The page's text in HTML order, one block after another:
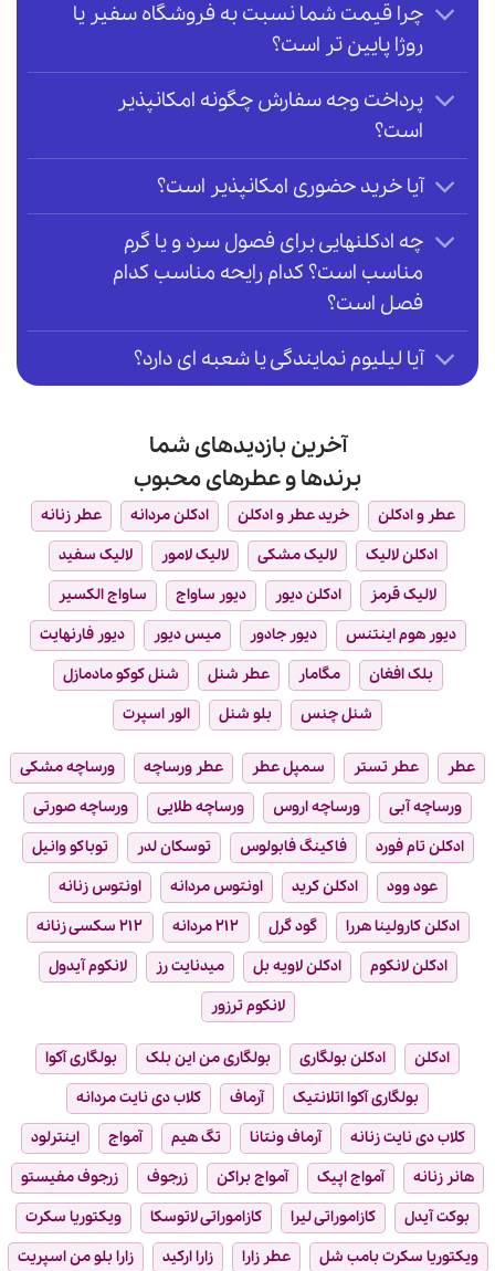
چرا قیمت شما نسبت به فروشگاه سفیر یا
روژا پایین تر است؟
پرداخت وجه سفارش چگونه امکانپذیر
است؟
آیا خرید حضوری امکانپذیر است؟
چه ادکلنهایی برای فصول سرد و یا گرم
مناسب است؟ کدام رایحه مناسب کدام
فصل است؟
آیا لیلیوم نمایندگی یا شعبه ای دارد؟
آخرین بازدیدهای شما
برندها و عطرهای محبوب
عطر و ادکلن خرید عطر و ادکلن ادکلن مردانه
عطر زنانه
ادکلن لالیک
لالیک مشکی لالیک لامور
لالیک سفید
لالیک قرمز
ادکلن دیور دیور ساواج
ساواج الکسیر
دیور هوم اینتنس
دیور جادور میس دیور
دیور فارنهایت
بلک افغان
مگامار عطر شنل
شنل کوکو مادمازل
شنل چنس
بلو شنل الور اسپرت
عطر عطر تستر سمپل عطر عطر ورساچه
ورساچه مشکی
ورساچه آبی
ورساچه اروس ورساچه طلایی
ورساچه صورتی
ادکلن تام فورد
فاکینگ فابولوس توسکان لدر
توباکو وانیل
عود وود
ادکلن کرید اونتوس مردانه
اونتوس زنانه
ادکلن کارولینا هررا
گود گرل ۲۱۲ مردانه
۲۱۲ سکسی زنانه
ادکلن لانکوم
ادکلن لاویه بل میدنایت رز
لانکوم آیدول
لانکوم ترزور
ادکلن ادکلن بولگاری بولگاری من این بلک
بولگاری آکوا
بولگاری آکوا اتلانتیک
آرماف
کلاب دی نایت مردانه
کلاب دی نایت زنانه
آرماف ونتانا تگ هیم آمواج
اینترلود
هانر زنانه
آمواج اپیک آمواج براکن زرجوف
زرجوف مفیستو
بوکت آیدل
کازاموراتی لیرا کازاموراتی لاتوسکا
ویکتوریا سکرت
ویکتوریا سکرت بامب شل
عطر زارا زارا ارکید
زارا بلو من اسپریت